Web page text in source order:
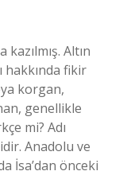
Altın
hakkında fikir
korgan,
genellikle
mi? Adı
Anadolu ve
İsa’dan önceki